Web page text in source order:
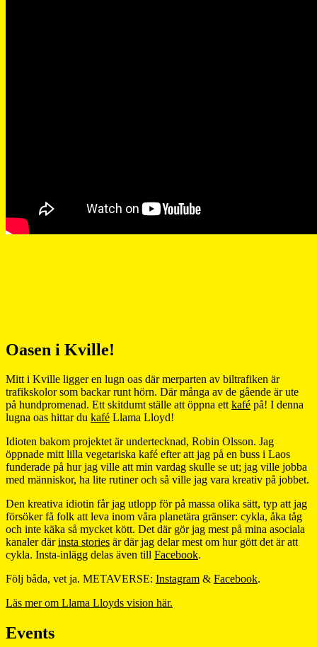
Oasen i Kville!
Mitt i Kville ligger en lugn oas där merparten av biltrafiken är
trafikskolor som backar runt hörn. Där många av de gående är ute
på hundpromenad. Ett skitdumt ställe att öppna ettkafé på! I denna
lugna oas hittar du kafé Llama Lloyd!
Idioten bakom projektet är undertecknad, Robin Olsson. Jag
öppnade mitt lilla vegetariska kafé efter att jag på en buss i Laos
funderade på hur jag ville att min vardag skulle se ut; jag ville jobba
med människor, ha lite rutiner och så ville jag vara kreativ på jobbet.
Den kreativa idiotin får jag utlopp för på massa olika sätt, typ att jag
försöker få folk att leva inom våra planetära gränser: cykla, åka tåg
och inte käka så mycket kött. Det där gör jag mest på mina asociala
kanaler därinsta stories är där jag delar mest om hur gött det är att
cykla. Insta-inlägg delas även till Facebook.
Följ båda, vet ja. METAVERSE: Instagram & Facebook.
Läs mer om Llama Lloyds vision här.
Events